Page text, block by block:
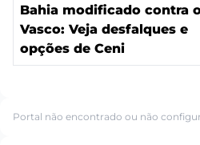
Bahia modificado contra
Vasco: Veja desfalques e
opções de Ceni
Portal não encontrado ou não